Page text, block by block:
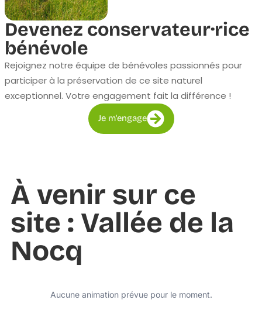
Devenez conservateur·rice
bénévole
Rejoignez notre équipe de bénévoles passionnés pour
participer à la préservation de ce site naturel
exceptionnel. Votre engagement fait la différence !
Je m'engage
À venir sur ce
site : Vallée de la
Nocq
Aucune animation prévue pour le moment.